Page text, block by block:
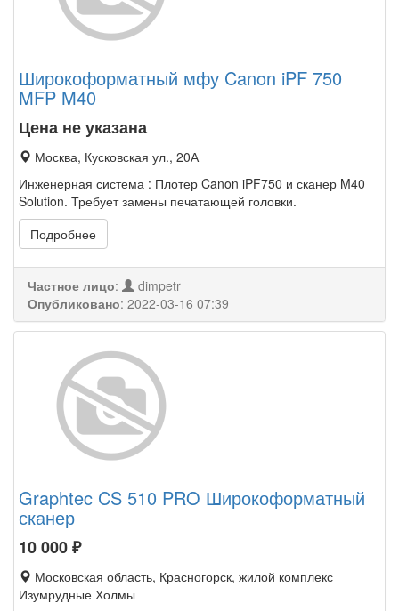
Широкоформатный мфу Canon iPF 750
MFP M40
Цена не указана
Москва, Кусковская ул., 20А
Инженерная система : Плотер Canon iPF750 и сканер M40
Solution. Требует замены печатающей головки.
Подробнее
Частное лицо:
dimpetr
Опубликовано: 2022-03-16 07:39
Graphtec CS 510 PRO Широкоформатный
сканер
10 000₽
Московская область, Красногорск, жилой комплекс
Изумрудные Холмы